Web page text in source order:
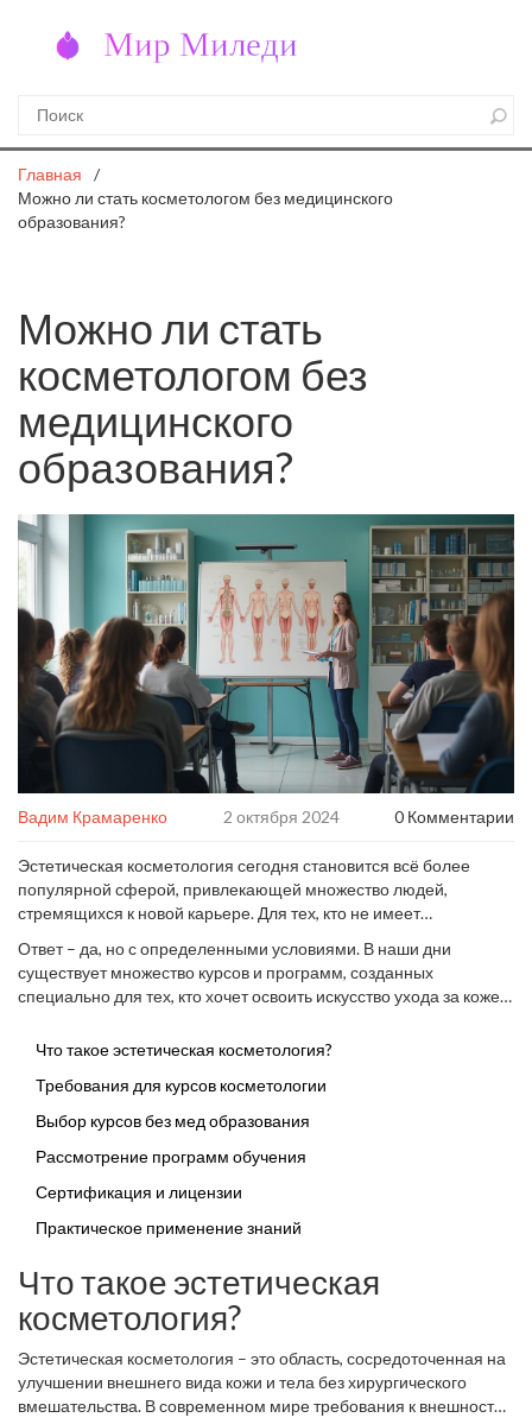
Главная
Можно ли стать косметологом без медицинского
образования?
Можно ли стать
косметологом без
медицинского
образования?
Вадим Крамаренко 2 октября 2024 0 Комментарии
Эстетическая косметология сегодня становится всё более
популярной сферой, привлекающей множество людей,
стремящихся к новой карьере. Для тех, кто не имеет
профессии, встает вопрос о необходимости дополнительных
знаний и навыков. Можно ли обойтись без медицинского
диплома и получить востребованную профессию косметолога?
Ответ – да, но с определенными условиями. В наши дни
существует множество курсов и программ, созданных
специально для тех, кто хочет освоить искусство ухода за кожей
необходимы для успешной работы в этой области, и как
Что такое эстетическая косметология?
Требования для курсов косметологии
Выбор курсов без мед образования
Рассмотрение программ обучения
Сертификация и лицензии
Практическое применение знаний
Что такое эстетическая
косметология?
Эстетическая косметология – это область, сосредоточенная на
улучшении внешнего вида кожи и тела без хирургического
вмешательства. В современном мире требования к внешности